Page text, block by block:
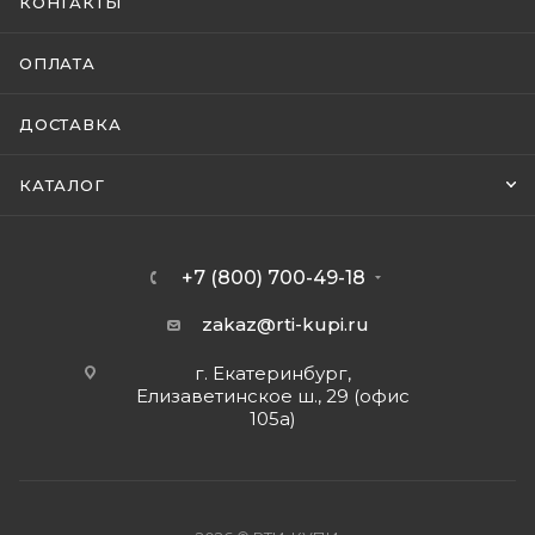
ОПЛАТА
ДОСТАВКА
КАТАЛОГ
+7 (800) 700-49-18
zakaz@rti-kupi.ru
г. Екатеринбург,
Елизаветинское ш., 29 (офис
105а)